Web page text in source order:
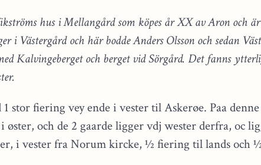
hus i Mellangård som köpes år XX av Aron och
i Västergård och här bodde Anders Olsson och sedan
Kalvingeberget och berget vid Sörgård. Det fanns
stor fiering vey ende i vester til Askerøe. Paa
och de 2 gaarde ligger vdj wester derfra, oc
i vester fra Norum kircke, ½ fiering til lands och